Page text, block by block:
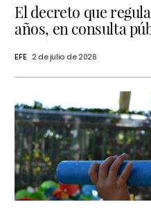
El decreto que
años, en consulta
EFE 2 de julio de 2026